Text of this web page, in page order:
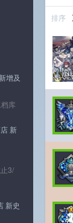
排序
增及
库
新
3/
新史